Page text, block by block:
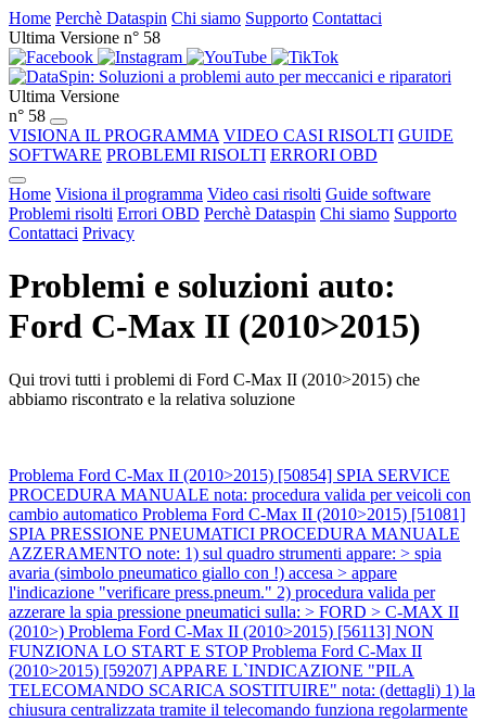
Home Perchè Dataspin Chi siamo Supporto Contattaci
Ultima Versione n° 58
Ultima Versione
n° 58
VISIONA IL PROGRAMMA VIDEO CASI RISOLTI GUIDE
SOFTWARE PROBLEMI RISOLTI ERRORI OBD
Home Visiona il programma Video casi risolti Guide software
Problemi risolti Errori OBD Perchè Dataspin Chi siamo Supporto
Contattaci Privacy
Problemi e soluzioni auto:
Ford C-Max II (2010>2015)
Qui trovi tutti i problemi di Ford C-Max II (2010>2015) che
abbiamo riscontrato e la relativa soluzione
Problema Ford C-Max II (2010>2015) [50854] SPIA SERVICE
PROCEDURA MANUALE nota: procedura valida per veicoli con
cambio automatico Problema Ford C-Max II (2010>2015) [51081]
SPIA PRESSIONE PNEUMATICI PROCEDURA MANUALE
AZZERAMENTO note: 1) sul quadro strumenti appare: > spia
avaria (simbolo pneumatico giallo con !) accesa > appare
l'indicazione "verificare press.pneum." 2) procedura valida per
azzerare la spia pressione pneumatici sulla: > FORD > C-MAX II
(2010>) Problema Ford C-Max II (2010>2015) [56113] NON
FUNZIONA LO START E STOPProblema Ford C-Max II
(2010>2015) [59207] APPARE L`INDICAZIONE "PILA
TELECOMANDO SCARICA SOSTITUIRE" nota: (dettagli) 1) la
chiusura centralizzata tramite il telecomando funziona regolarmente